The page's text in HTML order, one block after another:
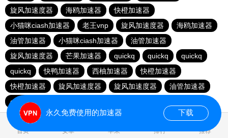
旋风加速度器
海鸥加速器
快橙加速器
小猫咪ciash加速器
老王vnp 旋风加速度器
海鸥加速器
油管加速器
小猫咪ciash加速器
油管加速器
旋风加速度器
芒果加速器 quickq quickq
quickq
quickq
快鸭加速器 西柚加速器
快橙加速器
快橙加速器
旋风加速度器 旋风加速度器
油管加速器
quickq
首页 安卓 苹果 排行 推荐
永久免费使用的加速器 下载